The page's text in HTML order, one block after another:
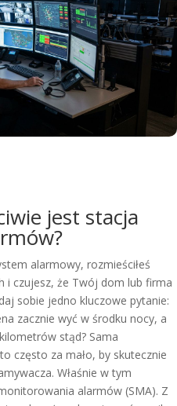
jest stacja
alarmowy, rozmieściłeś
i czujesz, że Twój dom lub firma
sobie jedno kluczowe pytanie:
zacznie wyć w środku nocy, a
stąd? Sama
często za mało, by skutecznie
Właśnie w tym
alarmów (SMA). Z